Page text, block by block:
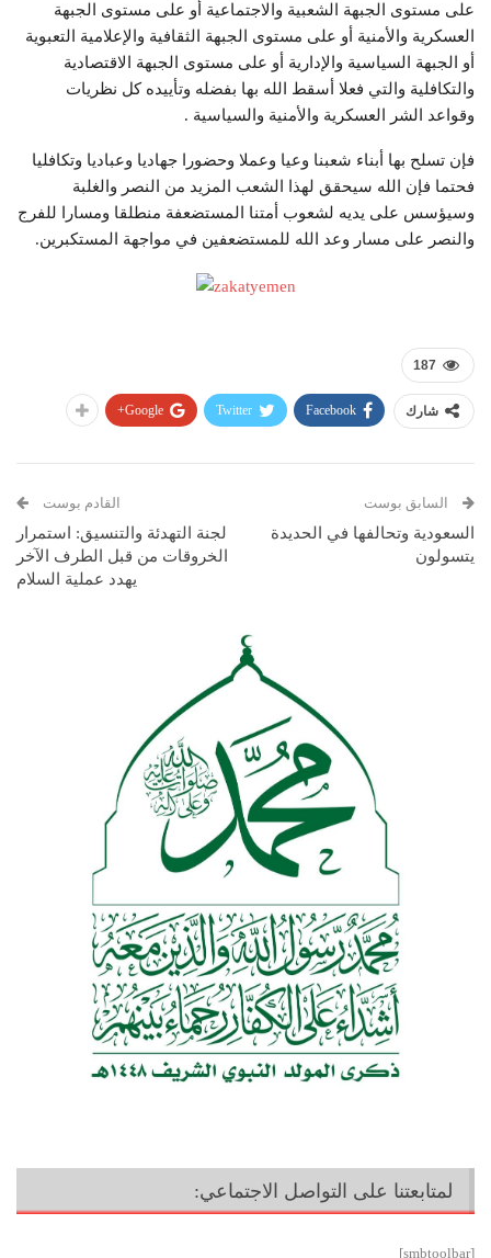
على مستوى الجبهة الشعبية والاجتماعية أو على مستوى الجبهة
العسكرية والأمنية أو على مستوى الجبهة الثقافية والإعلامية التعبوية
أو الجبهة السياسية والإدارية أو على مستوى الجبهة الاقتصادية
والتكافلية والتي فعلا أسقط الله بها بفضله وتأييده كل نظريات
وقواعد الشر العسكرية والأمنية والسياسية .
فإن تسلح بها أبناء شعبنا وعيا وعملا وحضورا جهاديا وعباديا وتكافليا
فحتما فإن الله سيحقق لهذا الشعب المزيد من النصر والغلبة
وسيؤسس على يديه لشعوب أمتنا المستضعفة منطلقا ومسارا للفرج
والنصر على مسار وعد الله للمستضعفين في مواجهة المستكبرين.
187
شارك Facebook
Twitter
Google+
السابق بوست
السعودية وتحالفها في الحديدة
يتسولون
القادم بوست
لجنة التهدئة والتنسيق: استمرار
الخروقات من قبل الطرف الآخر
يهدد عملية السلام
لمتابعتنا على التواصل الاجتماعي:
[smbtoolbar]